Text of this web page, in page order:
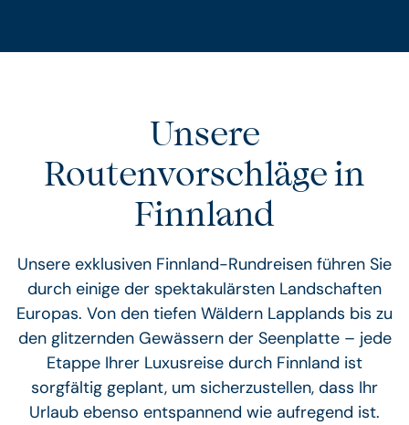
Unsere
Routenvorschläge in
Finnland
Unsere exklusiven Finnland-Rundreisen führen Sie
durch einige der spektakulärsten Landschaften
Europas. Von den tiefen Wäldern Lapplands bis zu
den glitzernden Gewässern der Seenplatte – jede
Etappe Ihrer Luxusreise durch Finnland ist
sorgfältig geplant, um sicherzustellen, dass Ihr
Urlaub ebenso entspannend wie aufregend ist.